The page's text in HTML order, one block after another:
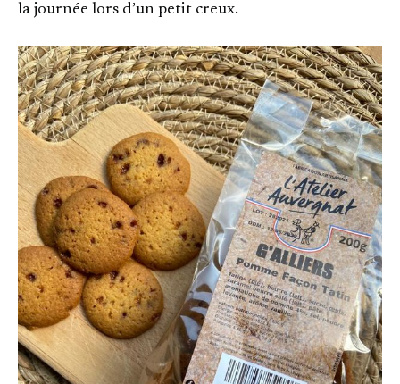
la journée lors d’un petit creux.